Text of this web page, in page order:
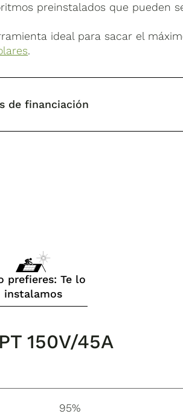
preinstalados que pueden
ideal para sacar el
.
de financiación
prefieres: Te lo
instalamos
150V/45A
95%